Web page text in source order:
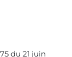
du 21 juin